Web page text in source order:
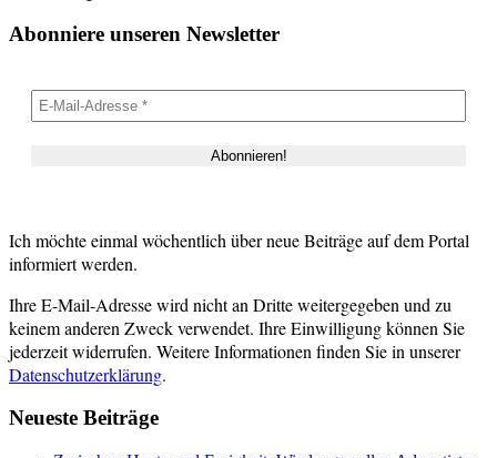
Abonniere unseren Newsletter
Ich möchte einmal wöchentlich über neue Beiträge auf dem Portal
informiert werden.
Ihre E-Mail-Adresse wird nicht an Dritte weitergegeben und zu
keinem anderen Zweck verwendet. Ihre Einwilligung können Sie
jederzeit widerrufen. Weitere Informationen finden Sie in unserer
Datenschutzerklärung.
Neueste Beiträge